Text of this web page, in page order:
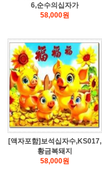
6,순수의십자가
58,000원
[액자포함]보석십자수,KS017,
황금복돼지
58,000원